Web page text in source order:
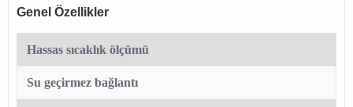
Genel Özellikler
Hassas sıcaklık ölçümü
Su geçirmez bağlantı